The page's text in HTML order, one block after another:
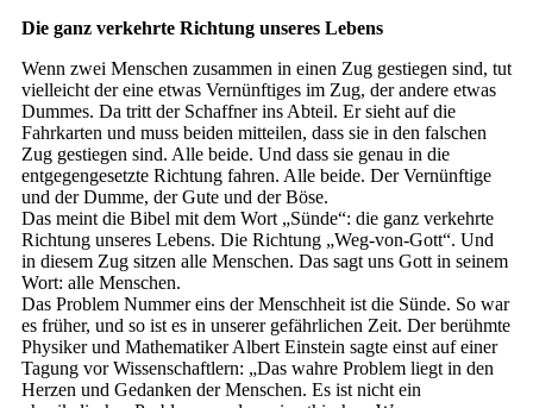
Die ganz verkehrte Richtung unseres Lebens
Wenn zwei Menschen zusammen in einen Zug gestiegen sind, tut
vielleicht der eine etwas Vernünftiges im Zug, der andere etwas
Dummes. Da tritt der Schaffner ins Abteil. Er sieht auf die
Fahrkarten und muss beiden mitteilen, dass sie in den falschen
Zug gestiegen sind. Alle beide. Und dass sie genau in die
entgegengesetzte Richtung fahren. Alle beide. Der Vernünftige
und der Dumme, der Gute und der Böse.
Das meint die Bibel mit dem Wort „Sünde“: die ganz verkehrte
Richtung unseres Lebens. Die Richtung „Weg-von-Gott“. Und
in diesem Zug sitzen alle Menschen. Das sagt uns Gott in seinem
Wort: alle Menschen.
Das Problem Nummer eins der Menschheit ist die Sünde. So war
es früher, und so ist es in unserer gefährlichen Zeit. Der berühmte
Physiker und Mathematiker Albert Einstein sagte einst auf einer
Tagung vor Wissenschaftlern: „Das wahre Problem liegt in den
Herzen und Gedanken der Menschen. Es ist nicht ein